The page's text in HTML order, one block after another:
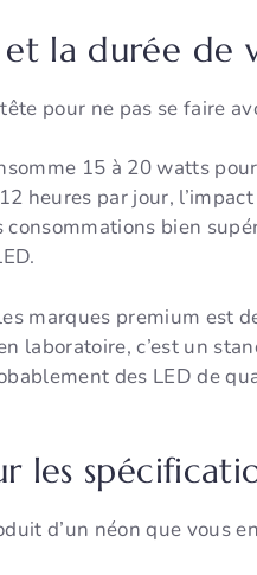
la durée de
pour ne pas se faire
15 à 20 watts
heures par jour,
bien
marques premium est
laboratoire, c’est un
des LED de
les
d’un néon que vous